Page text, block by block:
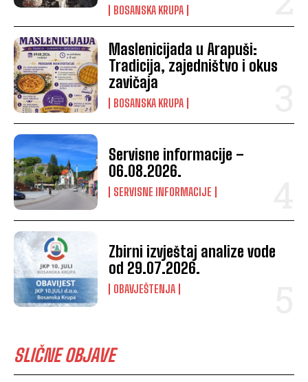
BOSANSKA KRUPA
Maslenicijada u Arapuši:
Tradicija, zajedništvo i okus
zavičaja
BOSANSKA KRUPA
Servisne informacije –
06.08.2026.
SERVISNE INFORMACIJE
Zbirni izvještaj analize vode
od 29.07.2026.
OBAVJEŠTENJA
SLIČNE OBJAVE